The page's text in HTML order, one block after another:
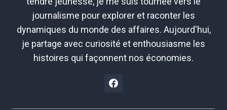
journalisme pour explorer et raconter les
dynamiques du monde des affaires. Aujourd'hui,
je partage avec curiosité et enthousiasme les
histoires qui façonnent nos économies.